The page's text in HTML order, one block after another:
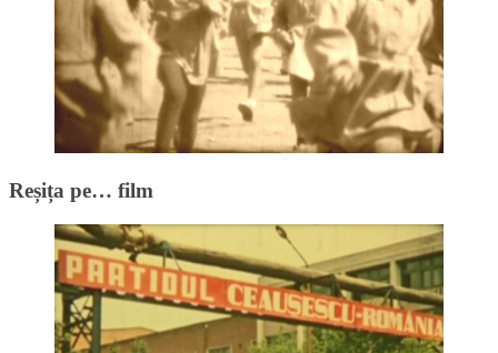
Reșița pe… film